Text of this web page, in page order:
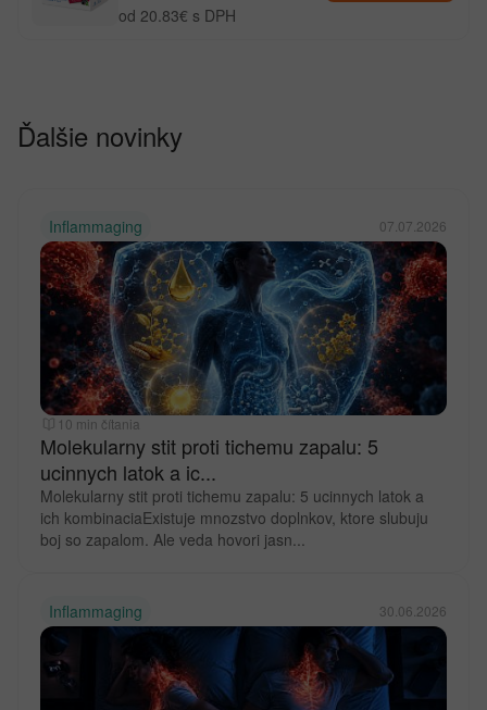
od 20.83€ s DPH
Ďalšie novinky
Inflammaging 07.07.2026
10 min čítania
Molekularny stit proti tichemu zapalu: 5
ucinnych latok a ic...
Molekularny stit proti tichemu zapalu: 5 ucinnych latok a
ich kombinaciaExistuje mnozstvo doplnkov, ktore slubuju
boj so zapalom. Ale veda hovori jasn...
Inflammaging 30.06.2026